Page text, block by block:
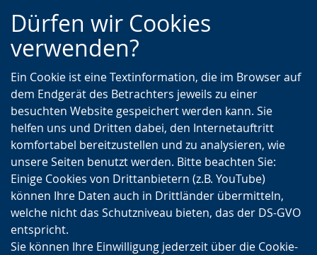
Zur
Hauptnavigation
Zur
Seitennavigation
Zum
Inhalt
Dürfen wir Cookies
verwenden?
Ein Cookie ist eine Textinformation, die im Browser auf
dem Endgerät des Betrachters jeweils zu einer
besuchten Website gespeichert werden kann. Sie
helfen uns und Dritten dabei, den Internetauftritt
komfortabel bereitzustellen und zu analysieren, wie
unsere Seiten benutzt werden. Bitte beachten Sie:
Einige Cookies von Drittanbietern (z.B. YouTube)
können Ihre Daten auch in Drittländer übermitteln,
welche nicht das Schutzniveau bieten, das der DS-GVO
entspricht.
Sie können Ihre Einwilligung jederzeit über die Cookie-